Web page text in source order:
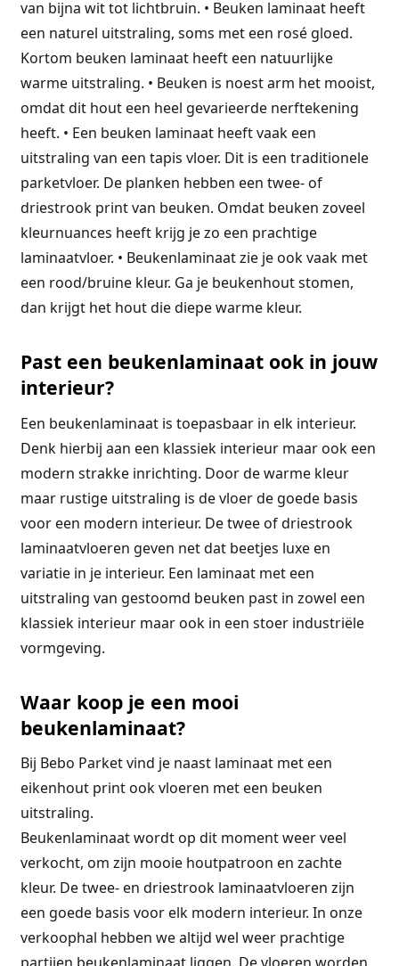
van bijna wit tot lichtbruin. • Beuken laminaat heeft
een naturel uitstraling, soms met een rosé gloed.
Kortom beuken laminaat heeft een natuurlijke
warme uitstraling. • Beuken is noest arm het mooist,
omdat dit hout een heel gevarieerde nerftekening
heeft. • Een beuken laminaat heeft vaak een
uitstraling van een tapis vloer. Dit is een traditionele
parketvloer. De planken hebben een twee- of
driestrook print van beuken. Omdat beuken zoveel
kleurnuances heeft krijg je zo een prachtige
laminaatvloer. • Beukenlaminaat zie je ook vaak met
een rood/bruine kleur. Ga je beukenhout stomen,
dan krijgt het hout die diepe warme kleur.
Past een beukenlaminaat ook in jouw
interieur?
Een beukenlaminaat is toepasbaar in elk interieur.
Denk hierbij aan een klassiek interieur maar ook een
modern strakke inrichting. Door de warme kleur
maar rustige uitstraling is de vloer de goede basis
voor een modern interieur. De twee of driestrook
laminaatvloeren geven net dat beetjes luxe en
variatie in je interieur. Een laminaat met een
uitstraling van gestoomd beuken past in zowel een
klassiek interieur maar ook in een stoer industriële
vormgeving.
Waar koop je een mooi
beukenlaminaat?
Bij Bebo Parket vind je naast laminaat met een
eikenhout print ook vloeren met een beuken
uitstraling.
Beukenlaminaat wordt op dit moment weer veel
verkocht, om zijn mooie houtpatroon en zachte
kleur. De twee- en driestrook laminaatvloeren zijn
een goede basis voor elk modern interieur. In onze
verkoophal hebben we altijd wel weer prachtige